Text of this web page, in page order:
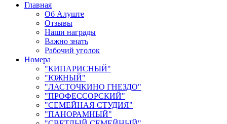
Главная
Об Алуште
Отзывы
Наши награды
Важно знать
Рабочий уголок
Номера
"КИПАРИСНЫЙ"
"ЮЖНЫЙ"
"ЛАСТОЧКИНО ГНЕЗДО"
"ПРОФЕССОРСКИЙ"
"СЕМЕЙНАЯ СТУДИЯ"
"ПАНОРАМНЫЙ"